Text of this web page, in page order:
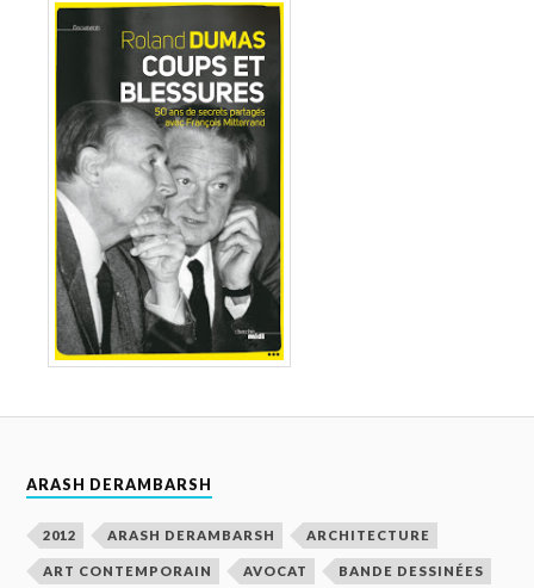
ARASH DERAMBARSH
2012 ARASH DERAMBARSH ARCHITECTURE
ART CONTEMPORAIN AVOCAT BANDE DESSINÉES